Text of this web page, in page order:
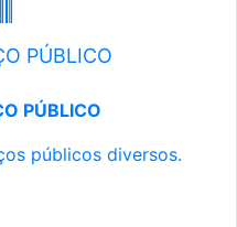
PÚBLICO
PÚBLICO
públicos diversos.